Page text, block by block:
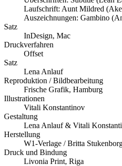
Laufschrift: Aunt Mildred
Auszeichnungen: Gambino
Satz
InDesign, Mac
Druckverfahren
Offset
Satz
Lena Anlauf
Reproduktion / Bildbearbeitung
Frische Grafik, Hamburg
Illustrationen
Vitali Konstantinov
Gestaltung
Lena Anlauf & Vitali
Herstellung
W1-Verlage / Britta
Druck und Bindung
Livonia Print, Riga